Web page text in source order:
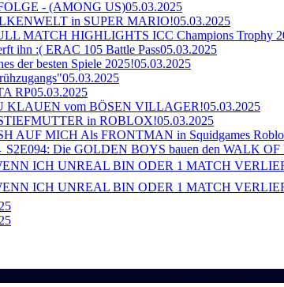
- (AMONG US)05.03.2025
in SUPER MARIO!05.03.2025
MATCH HIGHLIGHTS ICC Champions Trophy
ihn :( ERAC 105 Battle Pass05.03.2025
der besten Spiele 2025!05.03.2025
05.03.2025
RP05.03.2025
KLAUEN vom BÖSEN VILLAGER!05.03.2025
in ROBLOX!05.03.2025
AUF MICH Als FRONTMAN in Squidgames
S2E094: Die GOLDEN BOYS bauen den WALK OF
ICH UNREAL BIN ODER 1 MATCH
ICH UNREAL BIN ODER 1 MATCH